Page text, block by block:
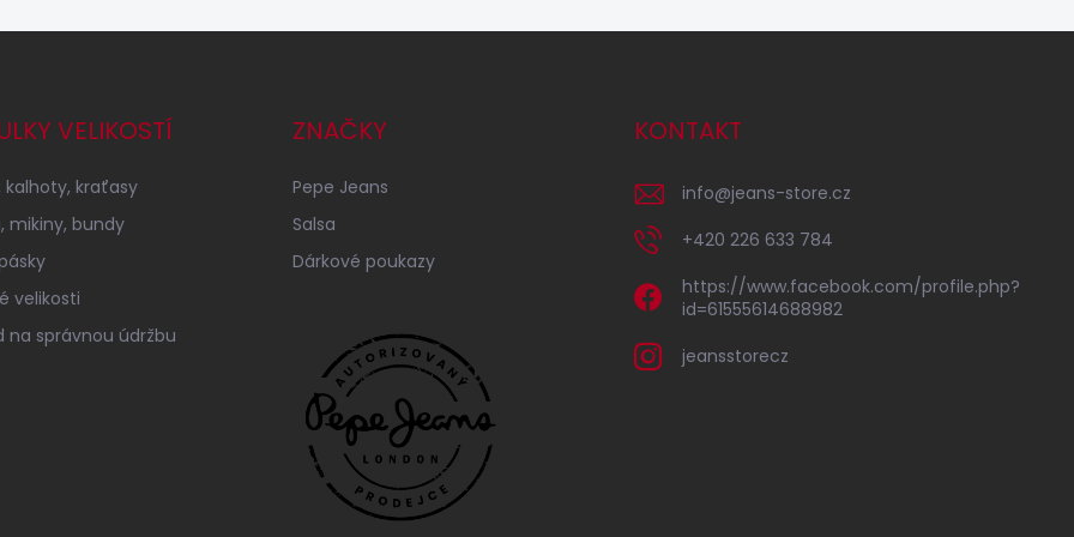
VELIKOSTÍ
kalhoty, kraťasy
mikiny, bundy
velikosti
na správnou údržbu
ZNAČKY
Pepe Jeans
Salsa
Dárkové poukazy
KONTAKT
info@jeans-store.cz
+420 226 633 784
https://www.facebook.com/profile.php?
id=61555614688982
jeansstorecz